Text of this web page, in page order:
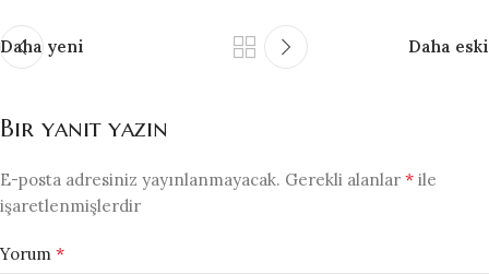
Daha yeni Daha eski
Bir yanıt yazın
E-posta adresiniz yayınlanmayacak. Gerekli alanlar * ile
işaretlenmişlerdir
Yorum *